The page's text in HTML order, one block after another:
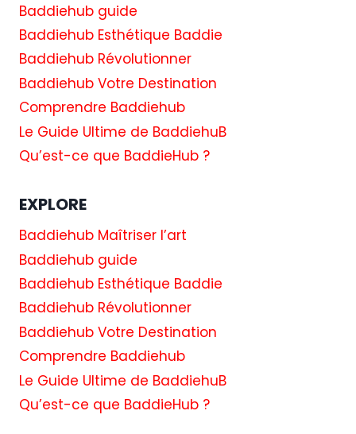
Baddiehub guide
Baddiehub Esthétique Baddie
Baddiehub Révolutionner
Baddiehub Votre Destination
Comprendre Baddiehub
Le Guide Ultime de BaddiehuB
Qu’est-ce que BaddieHub ?
EXPLORE
Baddiehub Maîtriser l’art
Baddiehub guide
Baddiehub Esthétique Baddie
Baddiehub Révolutionner
Baddiehub Votre Destination
Comprendre Baddiehub
Le Guide Ultime de BaddiehuB
Qu’est-ce que BaddieHub ?